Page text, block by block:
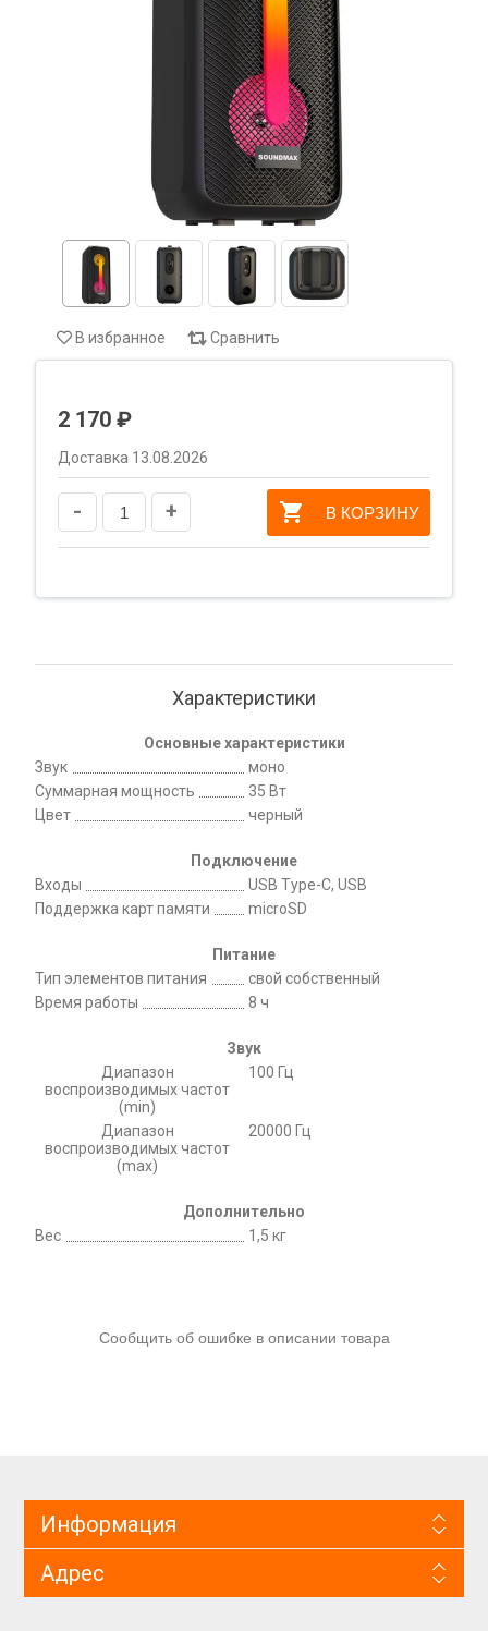
В избранное Сравнить
2 170 ₽
Доставка 13.08.2026
- + В КОРЗИНУ
Характеристики
Основные характеристики
Звук
моно
Суммарная мощность
35 Вт
Цвет
черный
Подключение
Входы
USB Type-C, USB
Поддержка карт памяти
microSD
Питание
Тип элементов питания
свой собственный
Время работы
8 ч
Звук
Диапазон
воспроизводимых частот
(min)
100 Гц
Диапазон
воспроизводимых частот
(max)
20000 Гц
Дополнительно
Вес
1,5 кг
Сообщить об ошибке в описании товара
Информация
Адрес